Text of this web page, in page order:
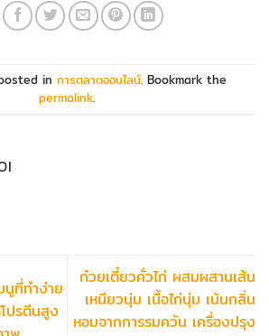
in การตลาดออนไลน์. Bookmark the
permalink.
นูที่ทำง่าย
ปรตีนสูง
ก๋วยเตี๋ยวคั่วไก่ ผสมผสานเส้น
เหนียวนุ่ม เนื้อไก่นุ่ม เน้นกลิ่น
หอมจากการรมควัน เครื่องปรุง